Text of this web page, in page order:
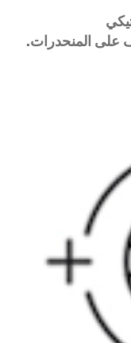
على المنحدرات.